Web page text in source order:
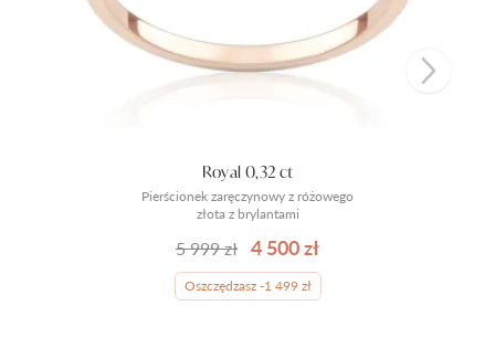
Pierścionek zaręczynowy z różowego
złota z brylantami
Royal 0,32 ct
5 999 zł 4 500 zł
Oszczędzasz -1 499 zł